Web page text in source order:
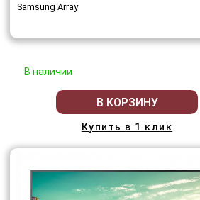
Samsung Array
В наличии
В КОРЗИНУ
Купить в 1 клик